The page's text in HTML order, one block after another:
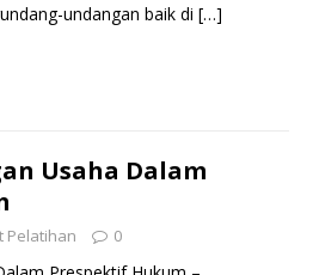
undangan baik di […]
Usaha Dalam
Pelatihan 0